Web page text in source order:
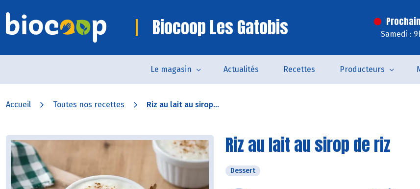
Biocoop Les Gatobis Samedi :
Le magasin Actualités Recettes Producteurs
Accueil Toutes nos recettes Riz au lait au sirop...
Riz au lait au sirop de riz
Dessert